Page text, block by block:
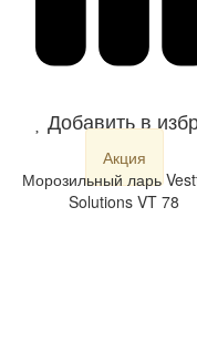
Добавить в
Акция
Морозильный ларь
Solutions VT 78